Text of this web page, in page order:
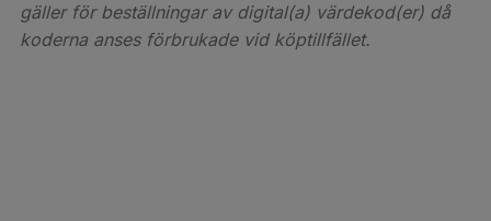
gäller för beställningar av digital(a) värdekod(er) då
koderna anses förbrukade vid köptillfället.